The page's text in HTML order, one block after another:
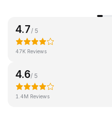
4.7 / 5
47K Reviews
4.6/ 5
1.4M Reviews